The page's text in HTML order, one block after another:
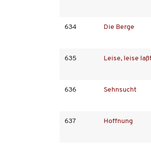
634 Die Berge
635 Leise, leise
636 Sehnsucht
637 Hoffnung